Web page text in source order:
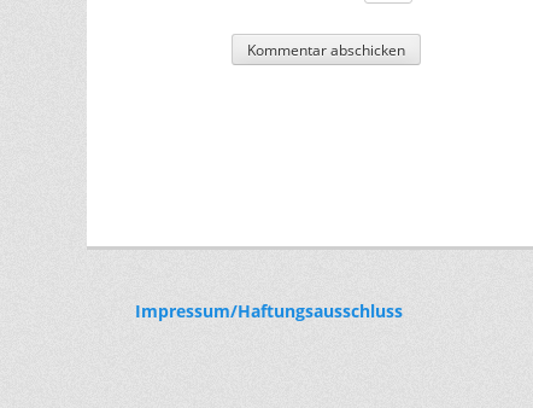
Impressum/Haftungsausschluss